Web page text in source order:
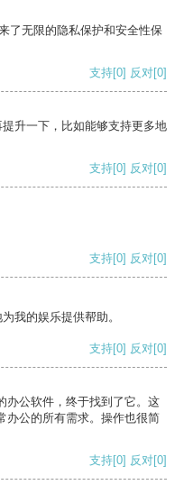
了无限的隐私保护和安全性保
支持[0] 反对[0]
升一下，比如能够支持更多地
支持[0] 反对[0]
支持[0] 反对[0]
我的娱乐提供帮助。
支持[0] 反对[0]
办公软件，终于找到了它。这
办公的所有需求。操作也很简
支持[0] 反对[0]